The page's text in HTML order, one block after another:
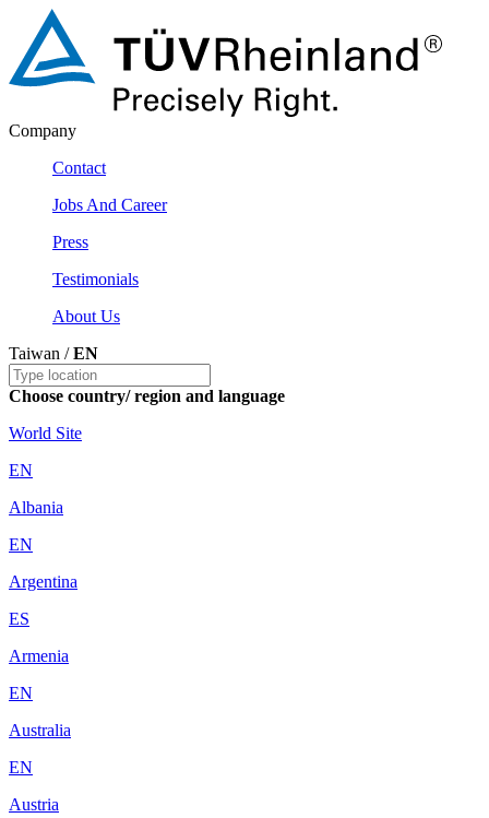
Company
Contact
Jobs And Career
Press
Testimonials
About Us
Taiwan /EN
Choose country/ region and language
World Site
EN
Albania
EN
Argentina
ES
Armenia
EN
Australia
EN
Austria